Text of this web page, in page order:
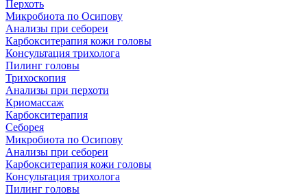
Перхоть
Микробиота по Осипову
Анализы при себореи
Карбокситерапия кожи головы
Консультация трихолога
Пилинг головы
Трихоскопия
Анализы при перхоти
Криомассаж
Карбокситерапия
Себорея
Микробиота по Осипову
Анализы при себореи
Карбокситерапия кожи головы
Консультация трихолога
Пилинг головы